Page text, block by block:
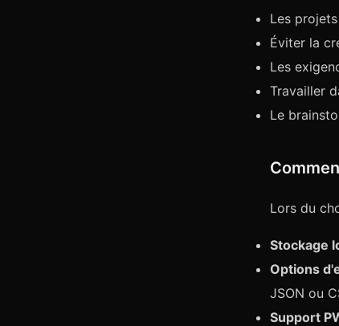
Les
Éviter la
Les
Travailler
Le
Lors du
Stockage
Options
JSON ou
Support